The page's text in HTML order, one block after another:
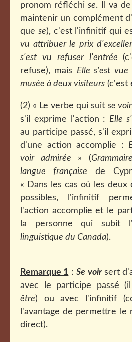
pronom réfléchise.
Il va
maintenir un complément
que se), c'est l'infinitif qui
vu attribuer le prix
s'est vu refuser l'entrée
refuse), mais Elle s'est
musée à deux visiteurs (c'est
(2) « Le verbe qui suit se voir
s'il exprime l'action : Elle
au participe passé, s'il
d'une action accomplie :
voir admirée » (
langue française de
« Dans les cas où les
possibles, l'infinitif
l'action accomplie et le
la personne qui subit
linguistique du Canada).
Remarque 1 :Se voirsert
avec le participe passé
être) ou avec l'infinitif
l'avantage de permettre le
direct).